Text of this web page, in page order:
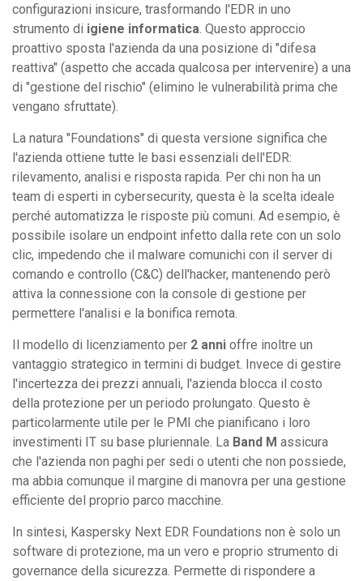
configurazioni insicure, trasformando l'EDR in uno
strumento di igiene informatica. Questo approccio
proattivo sposta l'azienda da una posizione di "difesa
reattiva" (aspetto che accada qualcosa per intervenire) a una
di "gestione del rischio" (elimino le vulnerabilità prima che
vengano sfruttate).
La natura "Foundations" di questa versione significa che
l'azienda ottiene tutte le basi essenziali dell'EDR:
rilevamento, analisi e risposta rapida. Per chi non ha un
team di esperti in cybersecurity, questa è la scelta ideale
perché automatizza le risposte più comuni. Ad esempio, è
possibile isolare un endpoint infetto dalla rete con un solo
clic, impedendo che il malware comunichi con il server di
comando e controllo (C&C) dell'hacker, mantenendo però
attiva la connessione con la console di gestione per
permettere l'analisi e la bonifica remota.
Il modello di licenziamento per 2 anni offre inoltre un
vantaggio strategico in termini di budget. Invece di gestire
l'incertezza dei prezzi annuali, l'azienda blocca il costo
della protezione per un periodo prolungato. Questo è
particolarmente utile per le PMI che pianificano i loro
investimenti IT su base pluriennale. La Band M assicura
che l'azienda non paghi per sedi o utenti che non possiede,
ma abbia comunque il margine di manovra per una gestione
efficiente del proprio parco macchine.
In sintesi, Kaspersky Next EDR Foundations non è solo un
software di protezione, ma un vero e proprio strumento di
governance della sicurezza. Permette di rispondere a